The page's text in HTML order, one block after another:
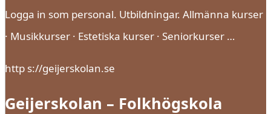
Logga in som personal. Utbildningar. Allmänna kurser
· Musikkurser · Estetiska kurser · Seniorkurser …
http s://geijerskolan.se
Geijerskolan – Folkhögskola